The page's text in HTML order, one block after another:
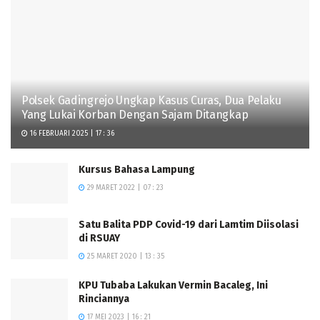
Polsek Gadingrejo Ungkap Kasus Curas, Dua Pelaku
Yang Lukai Korban Dengan Sajam Ditangkap
16 FEBRUARI 2025 | 17 : 36
Kursus Bahasa Lampung
29 MARET 2022 | 07 : 23
Satu Balita PDP Covid-19 dari Lamtim Diisolasi
di RSUAY
25 MARET 2020 | 13 : 35
KPU Tubaba Lakukan Vermin Bacaleg, Ini
Rinciannya
17 MEI 2023 | 16 : 21